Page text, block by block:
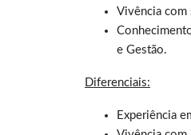
Vivência com
e Gestão.
Diferenciais:
Experiência